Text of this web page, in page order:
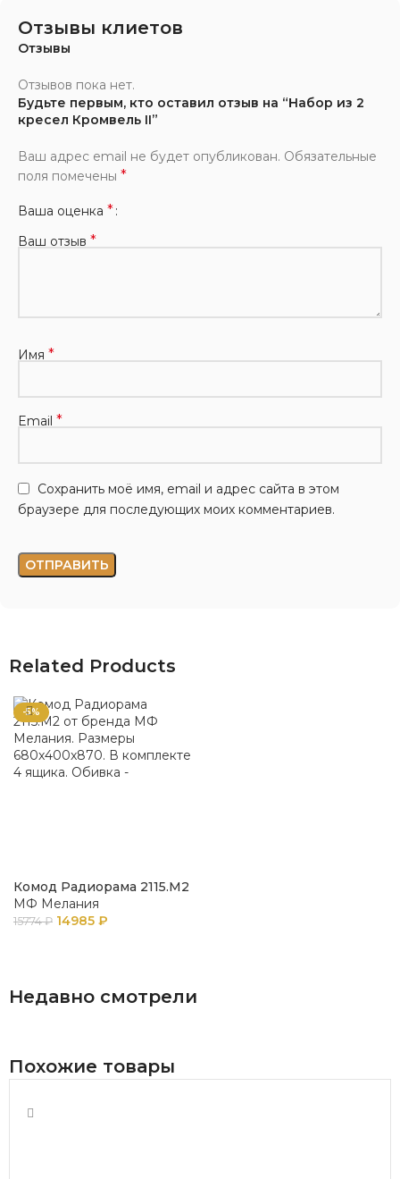
Отзывы клиетов
Отзывы
Отзывов пока нет.
Будьте первым, кто оставил отзыв на “Набор из 2
кресел Кромвель II”
Ваш адрес email не будет опубликован. Обязательные
поля помечены *
Ваша оценка *
Ваш отзыв *
Имя *
Email *
Сохранить моё имя, email и адрес сайта в этом
браузере для последующих моих комментариев.
Related Products
-5%
Комод Радиорама 2115.М2
МФ Мелания
15774₽ 14985 ₽
Недавно смотрели
Похожие товары